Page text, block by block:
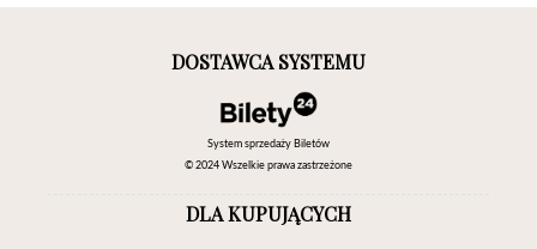
DOSTAWCA SYSTEMU
System sprzedaży Biletów
© 2024 Wszelkie prawa zastrzeżone
DLA KUPUJĄCYCH